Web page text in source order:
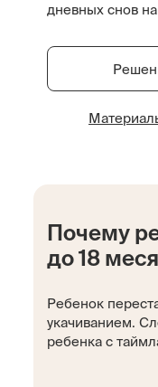
дневных снов на
Почему
до 18
Ребенок
укачиванием.
ребенка с